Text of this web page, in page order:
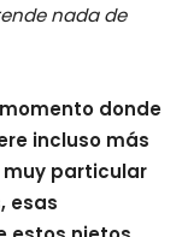
nada de
donde
incluso más
muy particular
esas